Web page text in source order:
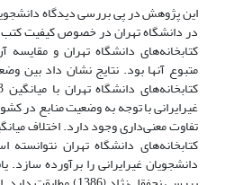
این پژوهش در پی بررسی دیدگاه
در دانشگاه تهران در خصوص کیفیت
کتابخانه‌های دانشگاه تهران و
متبوع آنها بود. نتایج نشان داد بین
کتابخانه‌های دانشگاه تهران
دانشجویان غیرایرانی را برآورده سازد.